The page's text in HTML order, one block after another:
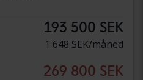
193 500 SEK
1 648 SEK/måned
269 800 SEK